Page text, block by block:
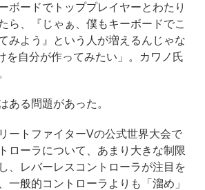
ボードでトッププレイヤーとわたり
ら、『じゃぁ、僕もキーボードでこ
みよう』という人が増えるんじゃな
を自分が作ってみたい」。カワノ氏
る問題があった。
ートファイターVの公式世界大会で
ローラについて、あまり大きな制限
、レバーレスコントローラが注目を
一般的コントローラよりも「溜め」